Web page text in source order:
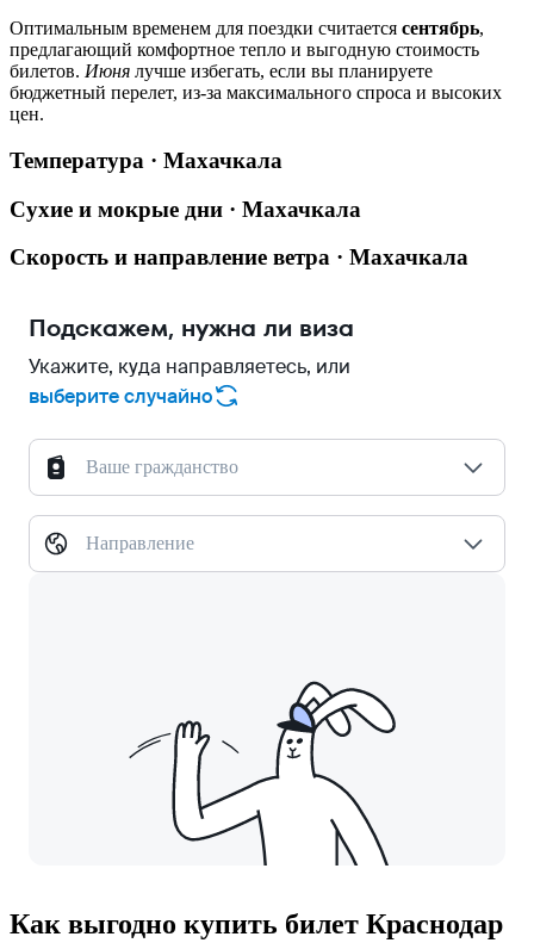
Оптимальным временем для поездки считается сентябрь,
предлагающий комфортное тепло и выгодную стоимость
билетов. Июня лучше избегать, если вы планируете
бюджетный перелет, из-за максимального спроса и высоких
цен.
Температура · Махачкала
Сухие и мокрые дни · Махачкала
Скорость и направление ветра · Махачкала
Подскажем, нужна ли виза
Укажите, куда направляетесь, или
выберите случайно
Ваше гражданство
Направление
Как выгодно купить билет Краснодар